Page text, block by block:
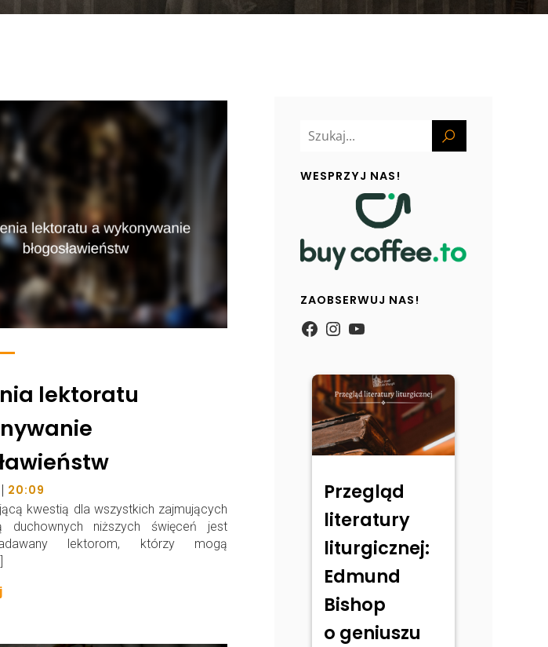
lektoratu
| 20:09
kwestią dla wszystkich zajmujących
duchownych niższych święceń jest
lektorom, którzy mogą
WESPRZYJ NAS!
ZAOBSERWUJ NAS!
https://
Instagram
YouTube
Przegląd
literatury
liturgicznej:
Edmund
Bishop
o geniuszu